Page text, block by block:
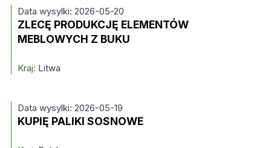
Data wysylki: 2026-05-20
ZLECĘ PRODUKCJĘ ELEMENTÓW
MEBLOWYCH Z BUKU
Kraj: Litwa
Data wysylki: 2026-05-19
KUPIĘ PALIKI SOSNOWE